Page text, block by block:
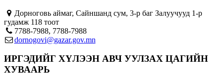
Дорноговь аймаг, Сайншанд сум, 3-р баг Залуучууд 1-р
гудамж 118 тоот
7788-7988, 7788-7988
dornogovi@gazar.gov.mn
ИРГЭДИЙГ ХҮЛЭЭН АВЧ УУЛЗАХ ЦАГИЙН
ХУВААРЬ